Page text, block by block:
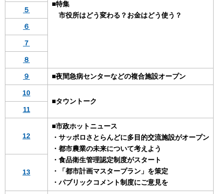
■特集
市役所はどう変わる？お金はどう使う？
５
６
７
８
９ ■夜間急病センターなどの複合施設オープン
10
■タウントーク
11
12
■市政ホットニュース
・サッポロさとらんどに多目的交流施設がオープン
・都市農業の未来について考えよう
・食品衛生管理認定制度がスタート
・「都市計画マスタープラン」を策定
・パブリックコメント制度にご意見を
13